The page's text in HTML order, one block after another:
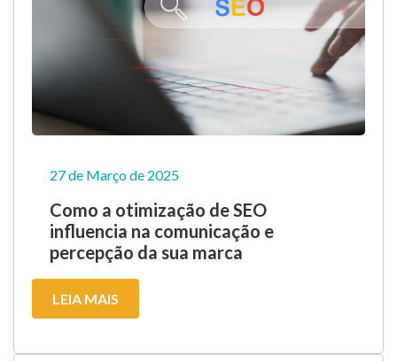
27 de Março de 2025
Como a otimização de SEO
influencia na comunicação e
percepção da sua marca
LEIA MAIS